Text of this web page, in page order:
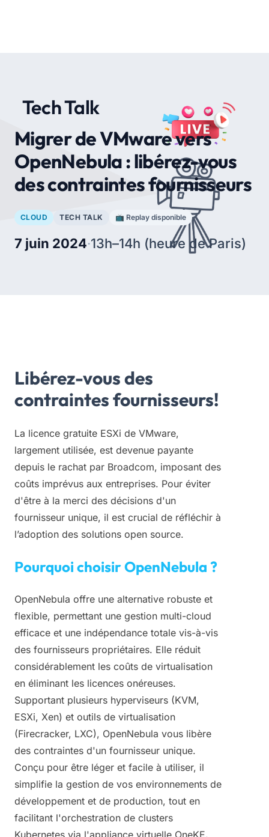
Tech Talk
Migrer de VMware vers
OpenNebula : libérez-vous
des contraintes fournisseurs
CLOUD TECH TALK 📺 Replay disponible
7 juin 2024·13h–14h (heure de Paris)
Libérez-vous des
contraintes fournisseurs!
La licence gratuite ESXi de VMware,
largement utilisée, est devenue payante
depuis le rachat par Broadcom, imposant des
coûts imprévus aux entreprises. Pour éviter
d'être à la merci des décisions d'un
fournisseur unique, il est crucial de réfléchir à
l’adoption des solutions open source.
Pourquoi choisir OpenNebula ?
OpenNebula offre une alternative robuste et
flexible, permettant une gestion multi-cloud
efficace et une indépendance totale vis-à-vis
des fournisseurs propriétaires. Elle réduit
considérablement les coûts de virtualisation
en éliminant les licences onéreuses.
Supportant plusieurs hyperviseurs (KVM,
ESXi, Xen) et outils de virtualisation
(Firecracker, LXC), OpenNebula vous libère
des contraintes d'un fournisseur unique.
Conçu pour être léger et facile à utiliser, il
simplifie la gestion de vos environnements de
développement et de production, tout en
facilitant l'orchestration de clusters